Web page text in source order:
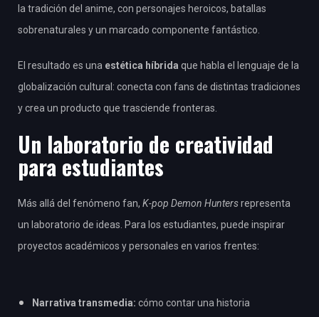
la tradición del anime, con personajes heroicos, batallas
sobrenaturales y un marcado componente fantástico.
El resultado es una estética híbrida que habla el lenguaje de la
globalización cultural: conecta con fans de distintas tradiciones
y crea un producto que trasciende fronteras.
Un laboratorio de creatividad
para estudiantes
Más allá del fenómeno fan, K-pop Demon Huntersrepresenta
un laboratorio de ideas. Para los estudiantes, puede inspirar
proyectos académicos y personales en varios frentes:
Narrativa transmedia: cómo contar una historia